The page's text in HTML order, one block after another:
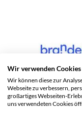
Wir verwenden Cookies
Wir können diese zur
Webseite zu verbessern,
großartiges Webseiten-
uns verwendeten Cookies